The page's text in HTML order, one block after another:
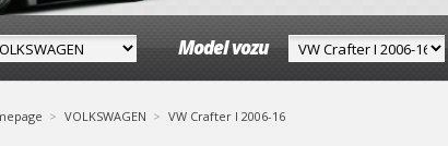
Model vozu
VOLKSWAGEN VW Crafter I 2006-16